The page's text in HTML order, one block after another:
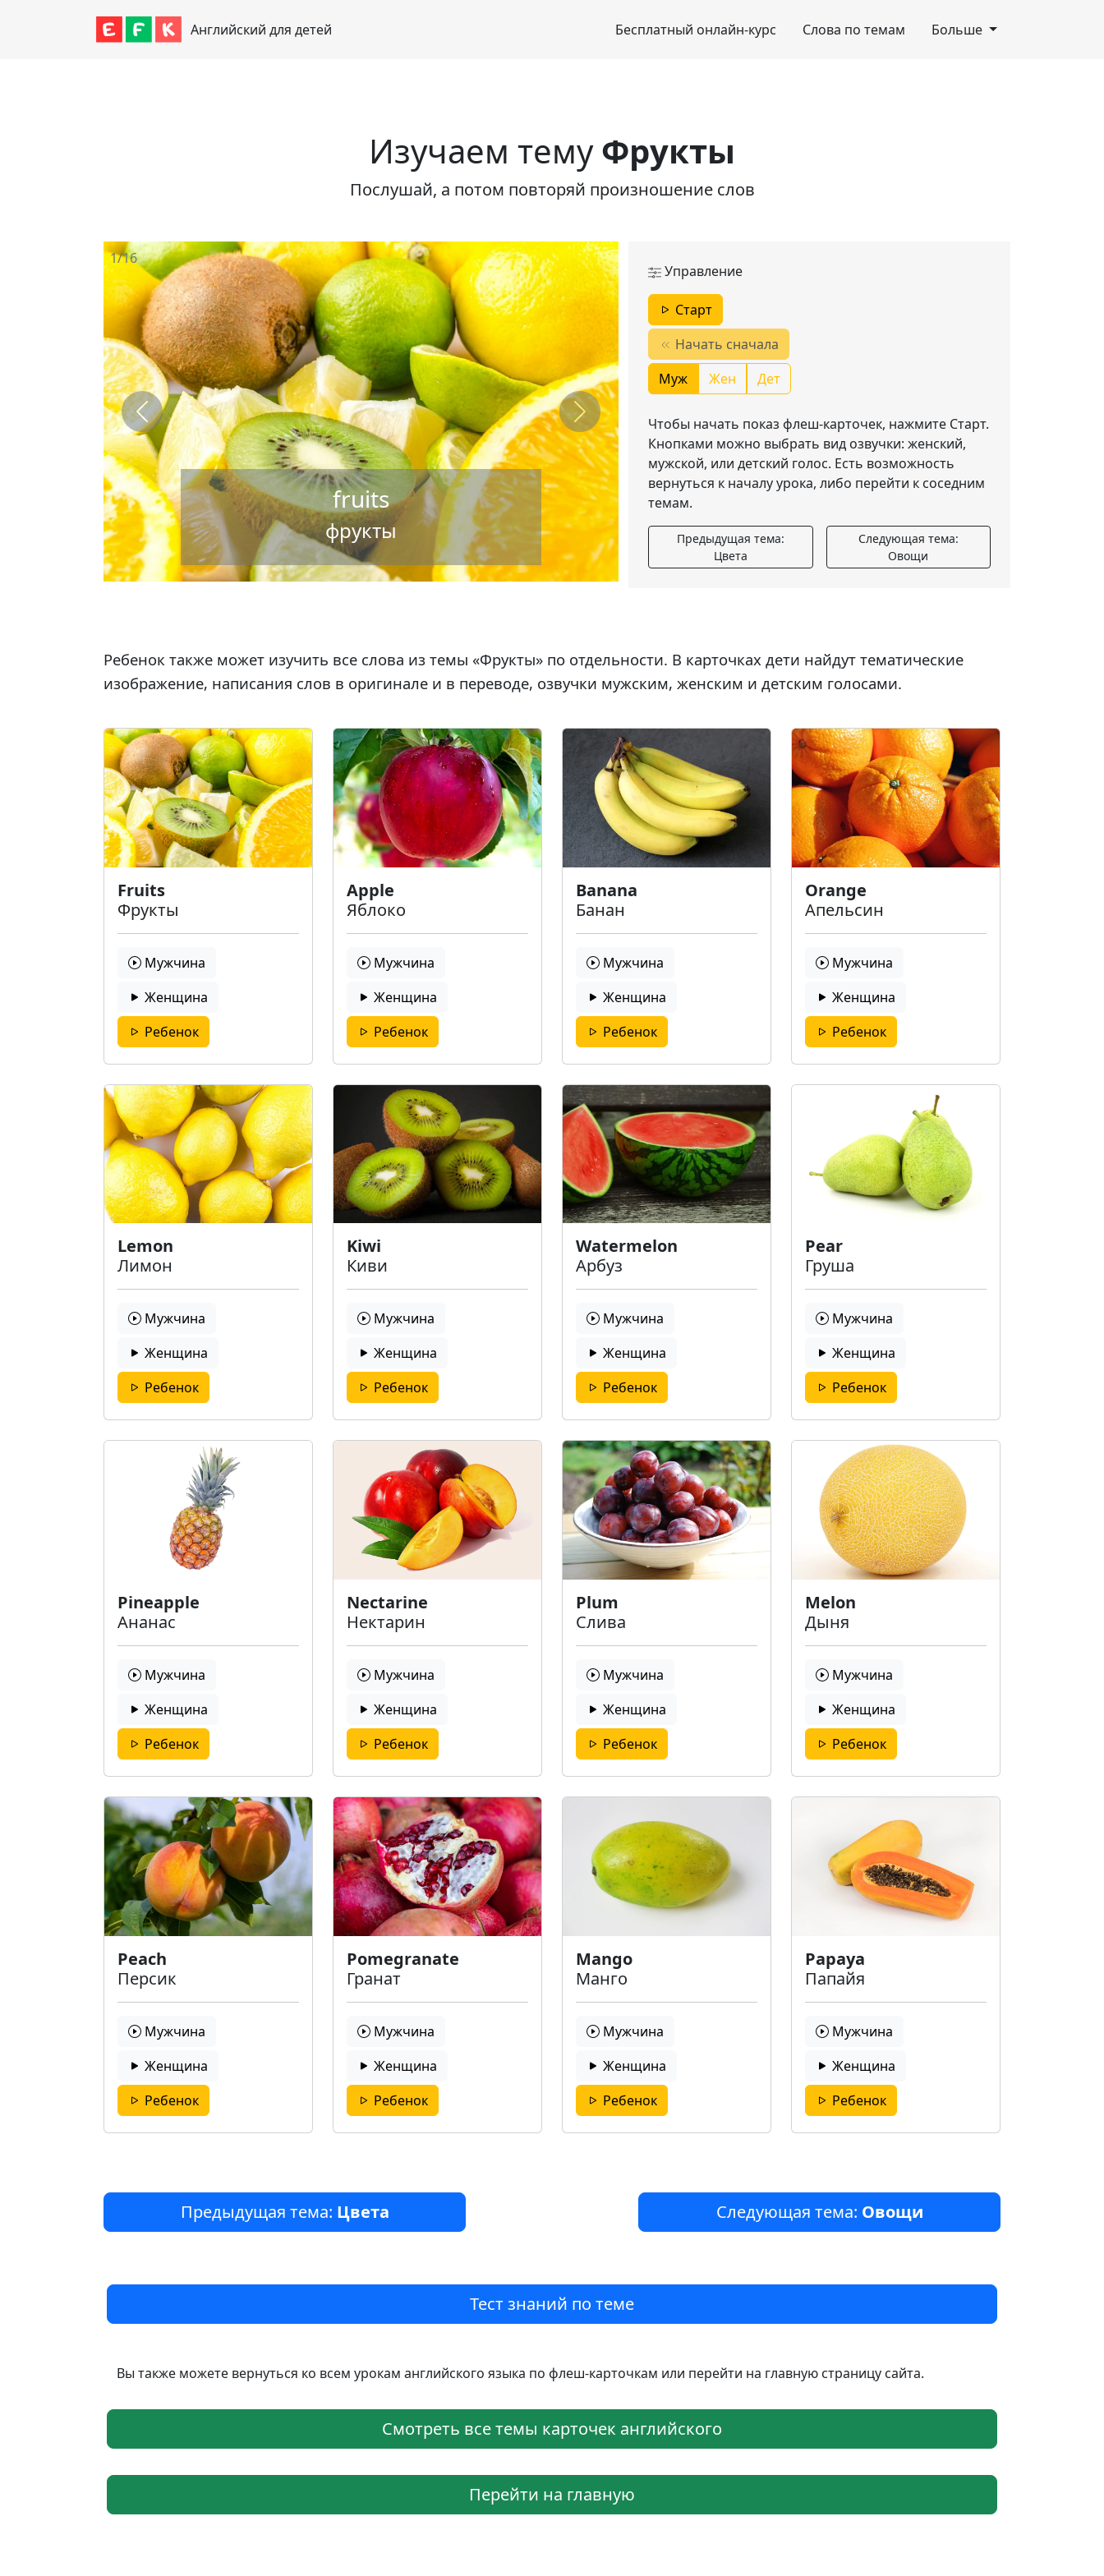
Английский для детей Бесплатный онлайн-курс Слова по темам Больше
Изучаем темуФрукты
Послушай, а потом повторяй произношение слов
1/16
fruits
фрукты
Previous Next
Управление
Старт
Начать сначала
Муж
Жен Дет
Чтобы начать показ флеш-карточек, нажмите Старт.
Кнопками можно выбрать вид озвучки: женский,
мужской, или детский голос. Есть возможность
вернуться к началу урока, либо перейти к соседним
темам.
Предыдущая тема:
Цвета
Следующая тема:
Овощи
Ребенок также может изучить все слова из темы «Фрукты» по отдельности. В карточках дети найдут тематические
изображение, написания слов в оригинале и в переводе, озвучки мужским, женским и детским голосами.
Fruits
Фрукты
Мужчина
Женщина
Ребенок
Apple
Яблоко
Мужчина
Женщина
Ребенок
Banana
Банан
Мужчина
Женщина
Ребенок
Orange
Апельсин
Мужчина
Женщина
Ребенок
Lemon
Лимон
Мужчина
Женщина
Ребенок
Kiwi
Киви
Мужчина
Женщина
Ребенок
Watermelon
Арбуз
Мужчина
Женщина
Ребенок
Pear
Груша
Мужчина
Женщина
Ребенок
Pineapple
Ананас
Мужчина
Женщина
Ребенок
Nectarine
Нектарин
Мужчина
Женщина
Ребенок
Plum
Слива
Мужчина
Женщина
Ребенок
Melon
Дыня
Мужчина
Женщина
Ребенок
Peach
Персик
Мужчина
Женщина
Ребенок
Pomegranate
Гранат
Мужчина
Женщина
Ребенок
Mango
Манго
Мужчина
Женщина
Ребенок
Papaya
Папайя
Мужчина
Женщина
Ребенок
Предыдущая тема: Цвета Следующая тема: Овощи
Тест знаний по теме
Вы также можете вернуться ко всем урокам английского языка по флеш-карточкам или перейти на главную страницу сайта.
Смотреть все темы карточек английского
Перейти на главную